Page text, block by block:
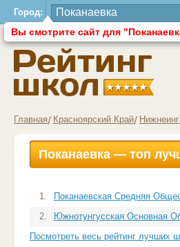
Город:
Вы смотрите сайт для
Главная Красноярский Край
Поканаевка — топ
1.
Поканаевская Средняя
2.
Южнотунгусская Основная
Посмотреть весь рейтинг лучших